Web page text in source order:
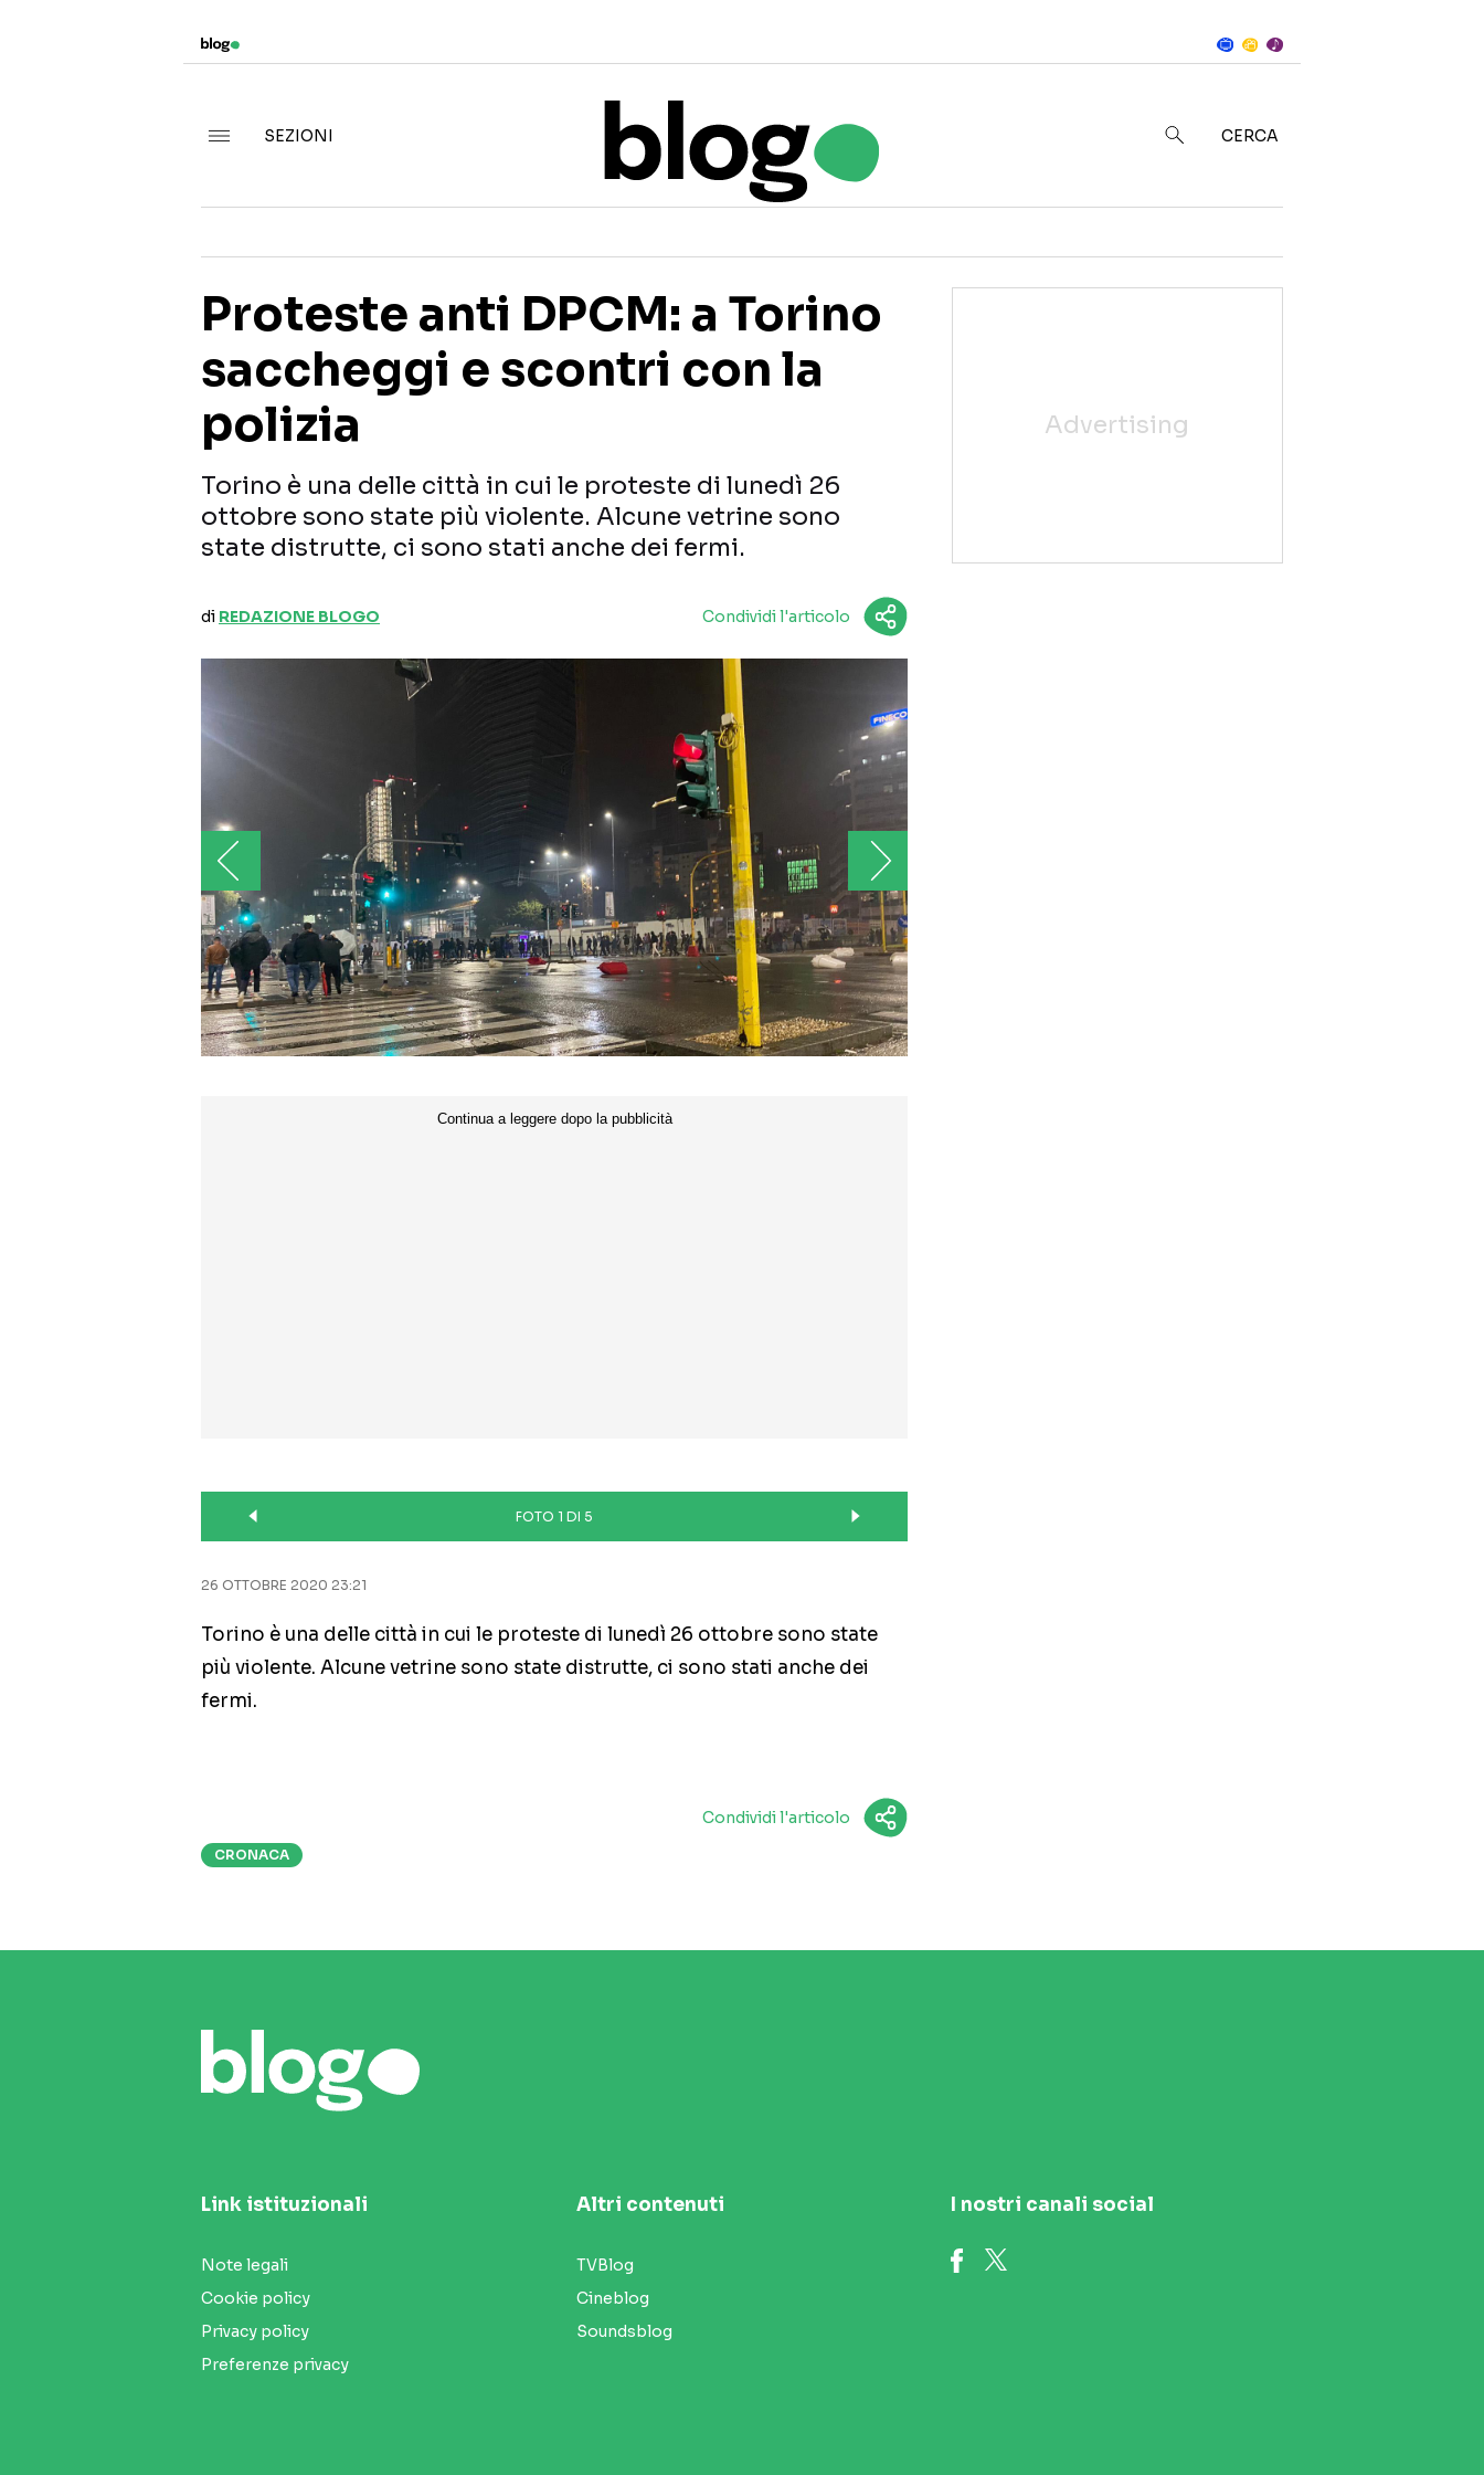
in Notizie
SEZIONI CERCA
Proteste anti DPCM: a Torino
saccheggi e scontri con la
polizia
Torino è una delle città in cui le proteste di lunedì 26
ottobre sono state più violente. Alcune vetrine sono
state distrutte, ci sono stati anche dei fermi.
di REDAZIONE BLOGO Condividi l'articolo
FOTO 1 DI 5
26 OTTOBRE 2020 23:21
Torino è una delle città in cui le proteste di lunedì 26 ottobre sono state
più violente. Alcune vetrine sono state distrutte, ci sono stati anche dei
fermi.
Condividi l'articolo
CRONACA
Link istituzionali
Note legali
Cookie policy
Privacy policy
Preferenze privacy
Altri contenuti
TVBlog
Cineblog
Soundsblog
I nostri canali social